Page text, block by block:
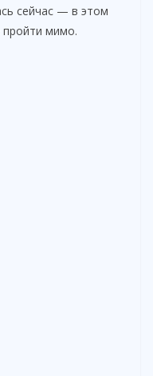
сейчас — в этом
пройти мимо.